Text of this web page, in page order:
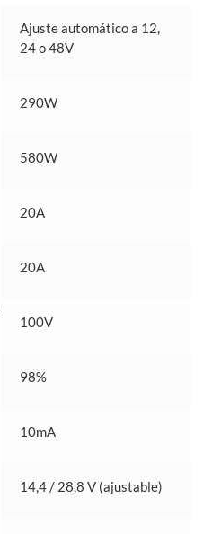
Ajuste automático a 12,
24 o 48V
290W
580W
20A
20A
100V
98%
10mA
14,4 / 28,8 V (ajustable)